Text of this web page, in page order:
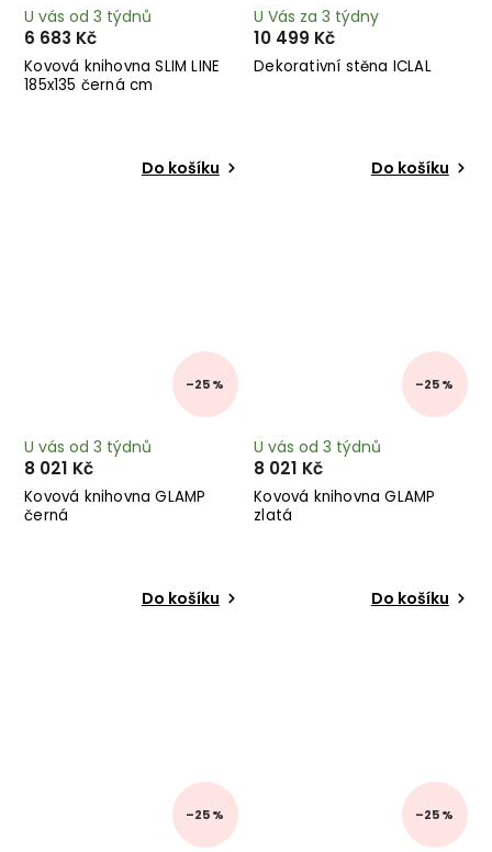
Kovová knihovna SLIM LINE
185x135 černá cm
U vás od 3 týdnů
6 683 Kč
Do košíku
Dekorativní stěna ICLAL
U Vás za 3 týdny
10 499 Kč
Do košíku
–25 %
Kovová knihovna GLAMP
černá
U vás od 3 týdnů
8 021 Kč
Do košíku
–25 %
Kovová knihovna GLAMP
zlatá
U vás od 3 týdnů
8 021 Kč
Do košíku
–25 % –25 %